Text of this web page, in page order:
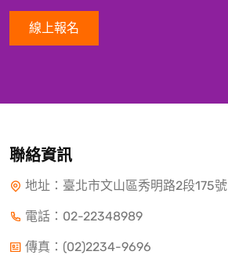
線上報名
聯絡資訊
地址：臺北市文山區秀明路2段175號
電話： 02-22348989
傳真：(02)2234-9696